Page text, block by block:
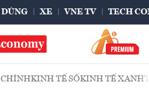
XE VNE TV TECH
KINH TẾ SỐKINH TẾ XANH